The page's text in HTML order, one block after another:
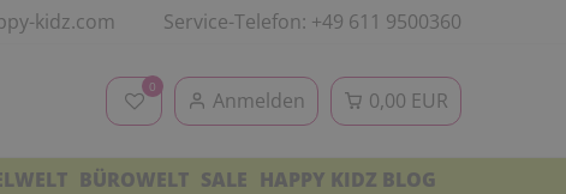
kidz.com Service-Telefon: +49 611 9500360
0
Anmelden 0,00 EUR
BÜROWELT SALE HAPPY KIDZ BLOG